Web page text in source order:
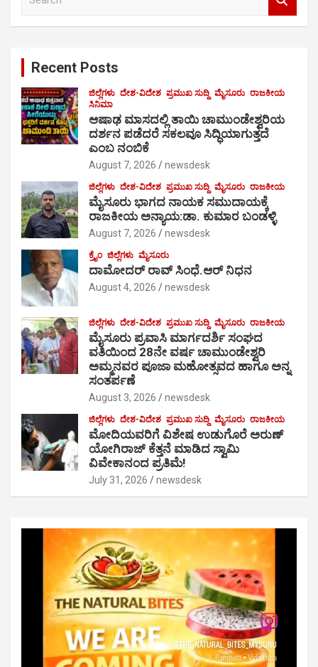
Recent Posts
ಜಿಲ್ಲೆಗಳು ದೇಶ-ವಿದೇಶ ಪ್ರಮುಖ ಸುದ್ದಿ ಮೈಸೂರು ರಾಜಕೀಯ
ಸಿನಿಮಾ
ಆಷಾಢ ಮಾಸದಲ್ಲಿ ತಾಯಿ ಚಾಮುಂಡೇಶ್ವರಿಯ
ದರ್ಶನ ಪಡೆದರೆ ಸಕಲವೂ ಸಿದ್ಧಿಯಾಗುತ್ತದೆ
ಎಂಬ ನಂಬಿಕೆ
August 7, 2026 newsdesk
ಜಿಲ್ಲೆಗಳು ದೇಶ-ವಿದೇಶ ಪ್ರಮುಖ ಸುದ್ದಿ ಮೈಸೂರು ರಾಜಕೀಯ
ಮೈಸೂರು ಭಾಗದ ನಾಯಕ ಸಮುದಾಯಕ್ಕೆ
ರಾಜಕೀಯ ಅನ್ಯಾಯ:ಡಾ. ಕುಮಾರ ಬಂಡಳ್ಳಿ
August 7, 2026 newsdesk
ಕ್ರೈಂ ಜಿಲ್ಲೆಗಳು ಮೈಸೂರು
ದಾಮೋದರ್ ರಾವ್ ಸಿಂಧೆ.ಆರ್ ನಿಧನ
August 4, 2026 newsdesk
ಜಿಲ್ಲೆಗಳು ದೇಶ-ವಿದೇಶ ಪ್ರಮುಖ ಸುದ್ದಿ ಮೈಸೂರು ರಾಜಕೀಯ
ಮೈಸೂರು ಪ್ರವಾಸಿ ಮಾರ್ಗದರ್ಶಿ ಸಂಘದ
ವತಿಯಿಂದ 28ನೇ ವರ್ಷ ಚಾಮುಂಡೇಶ್ವರಿ
ಅಮ್ಮನವರ ಪೂಜಾ ಮಹೋತ್ಸವದ ಹಾಗೂ ಅನ್ನ
ಸಂತರ್ಪಣೆ
August 3, 2026 newsdesk
ಜಿಲ್ಲೆಗಳು ದೇಶ-ವಿದೇಶ ಪ್ರಮುಖ ಸುದ್ದಿ ಮೈಸೂರು ರಾಜಕೀಯ
ಮೋದಿಯವರಿಗೆ ವಿಶೇಷ ಉಡುಗೊರೆ ಅರುಣ್
ಯೋಗಿರಾಜ್ ಕೆತ್ತನೆ ಮಾಡಿದ ಸ್ವಾಮಿ
ವಿವೇಕಾನಂದ ಪ್ರತಿಮೆ!
July 31, 2026 newsdesk